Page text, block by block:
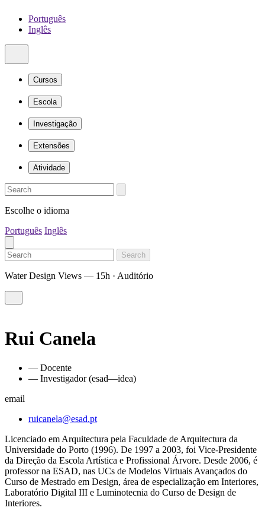
Português
Inglês
Cursos
Escola
Investigação
Extensões
Atividade
Escolhe o idioma
Português Inglês
Search
Water Design Views — 15h · Auditório
Rui Canela
— Docente
— Investigador (esad—idea)
email
ruicanela@esad.pt
Licenciado em Arquitectura pela Faculdade de Arquitectura da
Universidade do Porto (1996). De 1997 a 2003, foi Vice-Presidente
da Direção da Escola Artística e Profissional Árvore. Desde 2006, é
professor na ESAD, nas UCs de Modelos Virtuais Avançados do
Curso de Mestrado em Design, área de especialização em Interiores,
Laboratório Digital III e Luminotecnia do Curso de Design de
Interiores.